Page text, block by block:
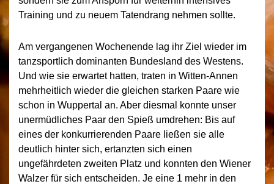
Training und zu neuem Tatendrang nehmen sollte.
Am vergangenen Wochenende lag ihr Ziel wieder im
tanzsportlich dominanten Bundesland des Westens.
Und wie sie erwartet hatten, traten in Witten-Annen
mehrheitlich wieder die gleichen starken Paare wie
schon in Wuppertal an. Aber diesmal konnte unser
unermüdliches Paar den Spieß umdrehen: Bis auf
eines der konkurrierenden Paare ließen sie alle
deutlich hinter sich, ertanzten sich einen
ungefährdeten zweiten Platz und konnten den Wiener
Walzer für sich entscheiden. Je eine 1 mehr in den